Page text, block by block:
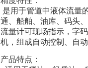
是用于管道中液体流量
通、船舶、油库、码头
流量计可现场指示，字
机，组成自动控制、自
产品特点：